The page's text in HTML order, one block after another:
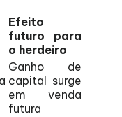
Efeito
futuro para
o herdeiro
Ganho de
capital surge
em venda
futura